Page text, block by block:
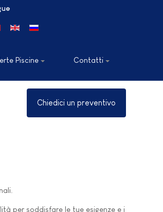
la tua lingua
Piscine Contatti
Chiedici un preventivo
per soddisfare le tue esigenze e i